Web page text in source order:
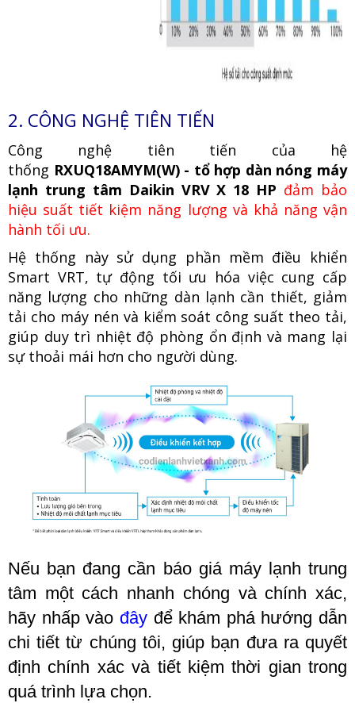
2. CÔNG NGHỆ TIÊN TIẾN
Công nghệ tiên tiến của hệ
thống RXUQ18AMYM(W) - tổ hợp dàn nóng máy
lạnh trung tâm Daikin VRV X 18 HP đảm bảo
hiệu suất tiết kiệm năng lượng và khả năng vận
hành tối ưu.
Hệ thống này sử dụng phần mềm điều khiển
Smart VRT, tự động tối ưu hóa việc cung cấp
năng lượng cho những dàn lạnh cần thiết, giảm
tải cho máy nén và kiểm soát công suất theo tải,
giúp duy trì nhiệt độ phòng ổn định và mang lại
sự thoải mái hơn cho người dùng.
Nếu bạn đang cần báo giá máy lạnh trung
tâm một cách nhanh chóng và chính xác,
hãy nhấp vào đâyđể khám phá hướng dẫn
chi tiết từ chúng tôi, giúp bạn đưa ra quyết
định chính xác và tiết kiệm thời gian trong
quá trình lựa chọn.